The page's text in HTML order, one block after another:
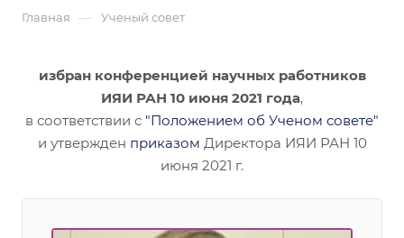
Главная — Ученый совет
избран конференцией научных работников
ИЯИ РАН 10 июня 2021 года,
в соответствии с "Положением об Ученом совете"
и утвержден приказом Директора ИЯИ РАН 10
июня 2021 г.